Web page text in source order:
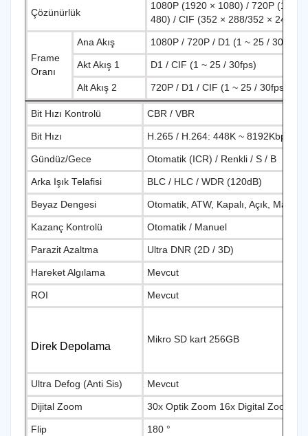
Çözünürlük
1080P (1920 × 1080) / 720P (1280
480) / CIF (352 × 288/352 × 240)
Frame
Oranı
Ana Akış 1080P / 720P / D1 (1 ~ 25 / 30fps)
Akt Akış 1 D1 / CIF (1 ~ 25 / 30fps)
Alt Akış 2 720P / D1 / CIF (1 ~ 25 / 30fps)
Bit Hızı Kontrolü CBR / VBR
Bit Hızı H.265 / H.264: 448K ~ 8192Kbps
Gündüz/Gece Otomatik (ICR) / Renkli / S / B
Arka Işık Telafisi BLC / HLC / WDR (120dB)
Beyaz Dengesi Otomatik, ATW, Kapalı, Açık, Manuel
Kazanç Kontrolü Otomatik / Manuel
Parazit Azaltma Ultra DNR (2D / 3D)
Hareket Algılama Mevcut
ROI Mevcut
Direk Depolama
Mikro SD kart 256GB
Ultra Defog (Anti Sis) Mevcut
Dijital Zoom 30x Optik Zoom 16x Digital Zoom
Flip 180 °